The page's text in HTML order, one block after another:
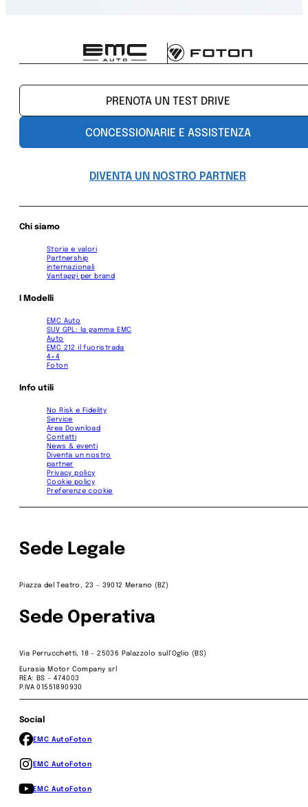
PRENOTA UN TEST DRIVE
CONCESSIONARIE E ASSISTENZA
DIVENTA UN NOSTRO PARTNER
Chi siamo
Storia e valori
Partnership
internazionali
Vantaggi per brand
I Modelli
EMC Auto
SUV GPL: la gamma EMC
Auto
EMC 212 il fuoristrada
4×4
Foton
Info utili
No Risk e Fidelity
Service
Area Download
Contatti
News & eventi
Diventa un nostro
partner
Privacy policy
Cookie policy
Preferenze cookie
Sede Legale
Piazza del Teatro, 23 – 39012 Merano (BZ)
Sede Operativa
Via Perrucchetti, 18 – 25036 Palazzolo sull’Oglio (BS)
Eurasia Motor Company srl
REA: BS – 474003
P.IVA 01551890930
Social
EMC Auto Foton
EMC Auto Foton
EMC Auto Foton